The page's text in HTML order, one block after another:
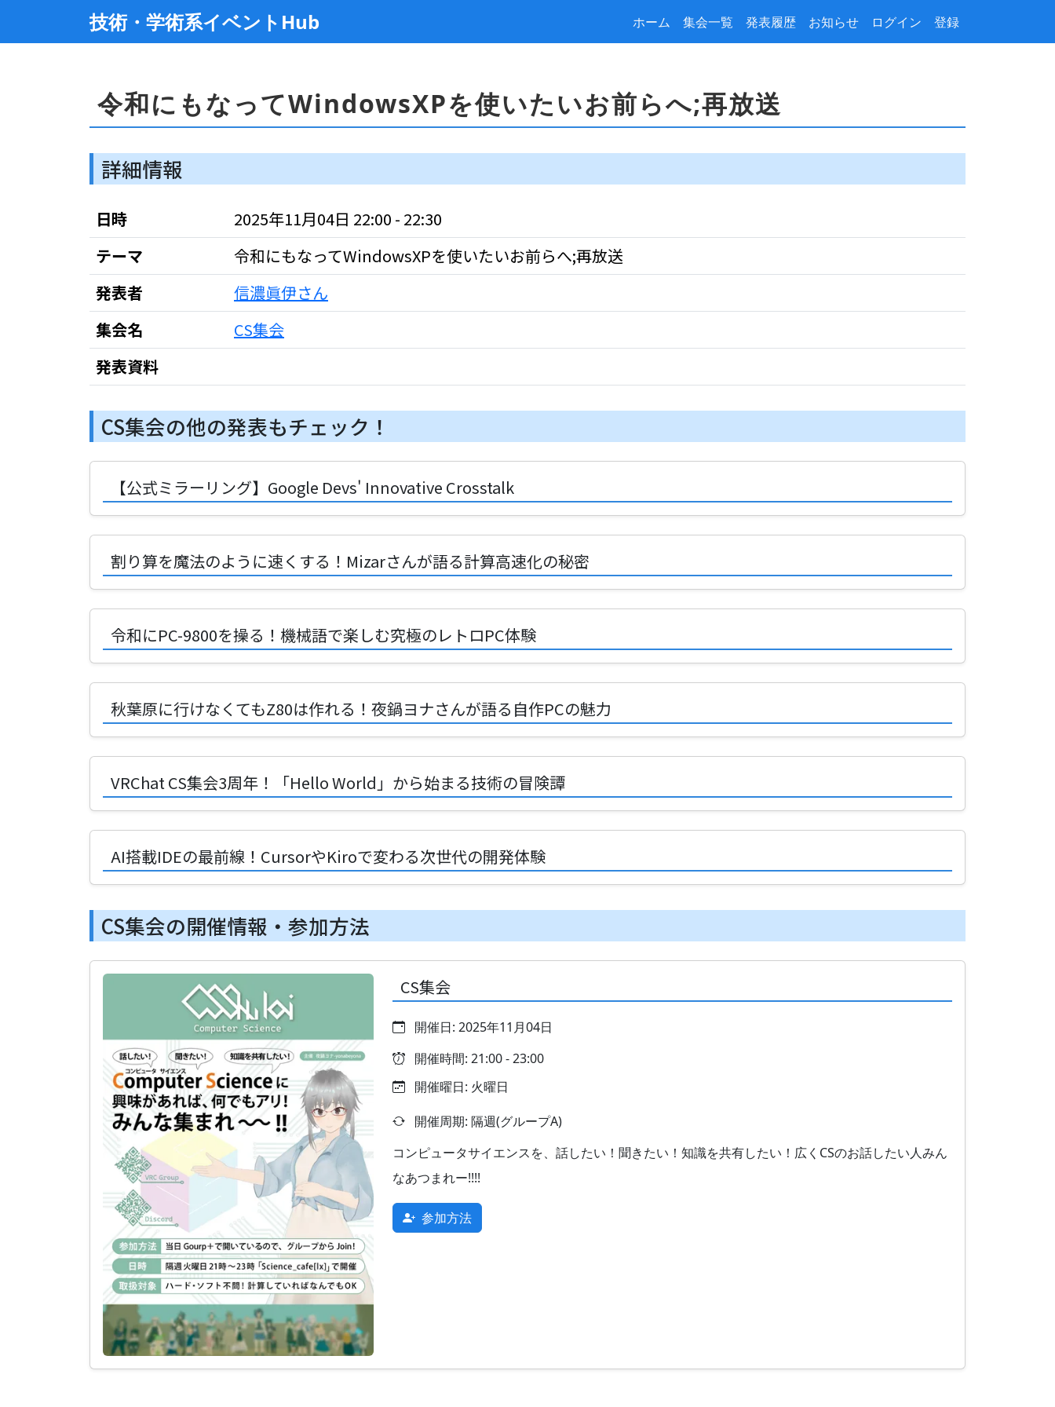
技術・学術系イベントHub ホーム 集会一覧 発表履歴 お知らせ ログイン 登録
令和にもなってWindowsXPを使いたいお前らへ;再放送
詳細情報
日時
2025年11月04日 22:00 - 22:30
テーマ
令和にもなってWindowsXPを使いたいお前らへ;再放送
発表者
信濃眞伊さん
集会名
CS集会
発表資料
CS集会の他の発表もチェック！
【公式ミラーリング】Google Devs' Innovative Crosstalk
割り算を魔法のように速くする！Mizarさんが語る計算高速化の秘密
令和にPC-9800を操る！機械語で楽しむ究極のレトロPC体験
秋葉原に行けなくてもZ80は作れる！夜鍋ヨナさんが語る自作PCの魅力
VRChat CS集会3周年！「Hello World」から始まる技術の冒険譚
AI搭載IDEの最前線！CursorやKiroで変わる次世代の開発体験
CS集会の開催情報・参加方法
CS集会
開催日: 2025年11月04日
開催時間: 21:00 - 23:00
開催曜日: 火曜日
開催周期: 隔週(グループA)
コンピュータサイエンスを、話したい！聞きたい！知識を共有したい！広くCSのお話したい人みん
なあつまれー!!!!
参加方法